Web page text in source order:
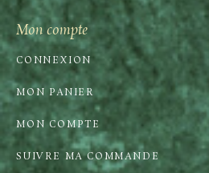
Mon compte
CONNEXION
MON PANIER
MON COMPTE
SUIVRE MA COMMANDE